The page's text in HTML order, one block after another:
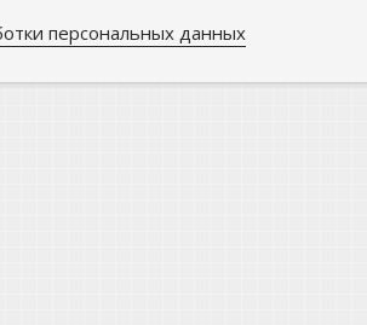
персональных данных